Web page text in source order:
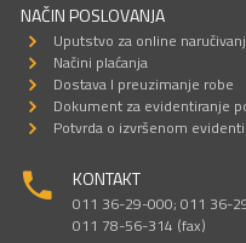
NAČIN POSLOVANJA
Uputstvo za online
Načini plaćanja
Dostava I preuzimanje robe
Dokument za evidentiranje
Potvrda o izvršenom
KONTAKT
011 36-29-000; 011 36-
011 78-56-314 (fax)